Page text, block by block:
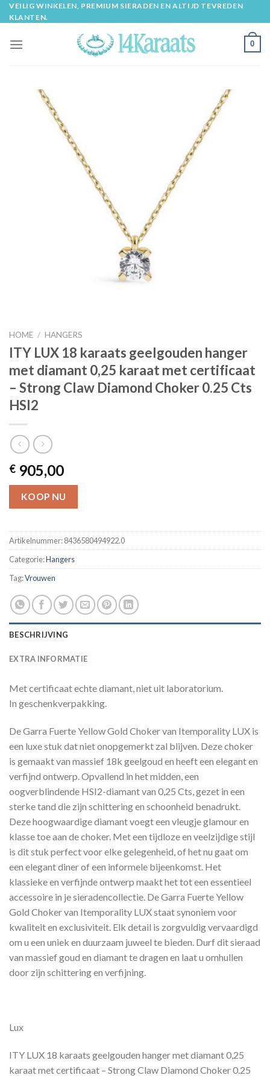
Skip
to
VEILIG WINKELEN, PREMIUM SIERADEN EN ALTIJD TEVREDEN
KLANTEN.
0
HOME / HANGERS
ITY LUX 18 karaats geelgouden hanger
met diamant 0,25 karaat met certificaat
– Strong Claw Diamond Choker 0.25 Cts
HSI2
€ 905,00
KOOP NU
Artikelnummer:8436580494922.0
Categorie:Hangers
Tag:Vrouwen
BESCHRIJVING
EXTRA INFORMATIE
Met certificaat echte diamant, niet uit laboratorium.
In geschenkverpakking.
De Garra Fuerte Yellow Gold Choker van Itemporality LUX is
een luxe stuk dat niet onopgemerkt zal blijven. Deze choker
is gemaakt van massief 18k geelgoud en heeft een elegant en
verfijnd ontwerp. Opvallend in het midden, een
oogverblindende HSI2-diamant van 0,25 Cts, gezet in een
sterke tand die zijn schittering en schoonheid benadrukt.
Deze hoogwaardige diamant voegt een vleugje glamour en
klasse toe aan de choker. Met een tijdloze en veelzijdige stijl
is dit stuk perfect voor elke gelegenheid, of het nu gaat om
een ​​elegant diner of een informele bijeenkomst. Het
klassieke en verfijnde ontwerp maakt het tot een essentieel
accessoire in je sieradencollectie. De Garra Fuerte Yellow
Gold Choker van Itemporality LUX staat synoniem voor
kwaliteit en exclusiviteit. Elk detail is zorgvuldig vervaardigd
om u een uniek en duurzaam juweel te bieden. Durf dit sieraad
van massief goud en diamant te dragen en laat u omhullen
door zijn schittering en verfijning.
Lux
ITY LUX 18 karaats geelgouden hanger met diamant 0,25
karaat met certificaat – Strong Claw Diamond Choker 0.25